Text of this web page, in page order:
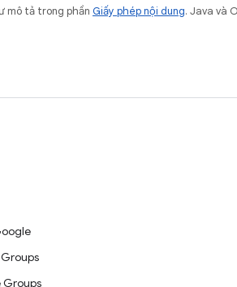
mô tả trong phần Giấy phép nội dung. Java và
Groups